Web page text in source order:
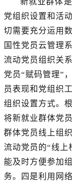
党组织设置和活
切需要充分运用
国性党员云管理
流动党员组织关
党员“赋码管理”
员表现和党组织
组织设置方式。
将新就业群体党
群体党员线上组
流动党员的“线上
能及时方便参加
务。四是利用网